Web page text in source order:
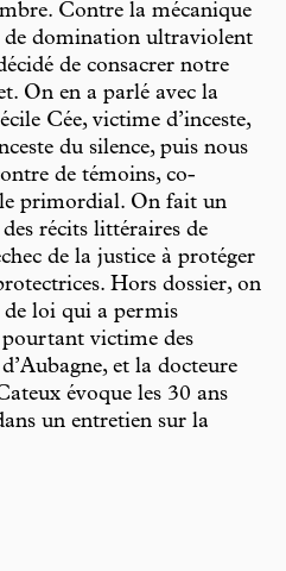
Contre la mécanique
de domination ultraviolent
de consacrer notre
On en a parlé avec la
Cée, victime d’inceste,
du silence, puis nous
de témoins, co-
primordial. On fait un
récits littéraires de
de la justice à protéger
Hors dossier, on
loi qui a permis
victime des
et la docteure
évoque les 30 ans
un entretien sur la